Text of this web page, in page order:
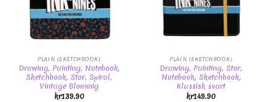
PLAIN (SKETCHBOOK)
Drawing, Painting, Notebook,
Sketchbook, Stor, Spiral,
Vintage Blommig
kr139.90
PLAIN (SKETCHBOOK)
Drawing, Painting, Stor,
Notebook, Sketchbook,
Klassisk svart
kr149.90